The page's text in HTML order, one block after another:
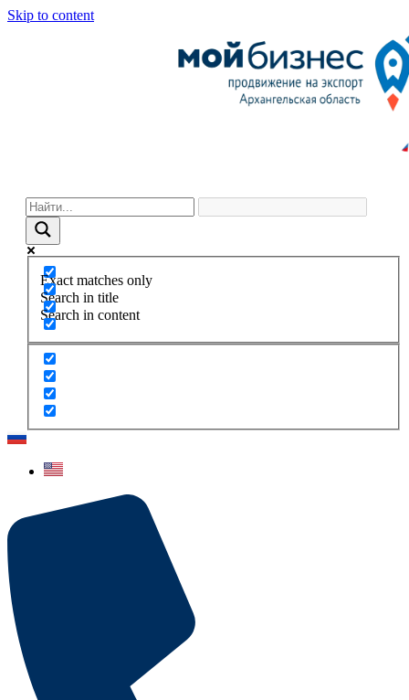
Skip to content
Exact matches only
Search in title
Search in content